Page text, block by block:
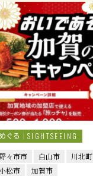
めぐる
SIGHTSEEING
々市市
白山市 川北町
小松市
加賀市